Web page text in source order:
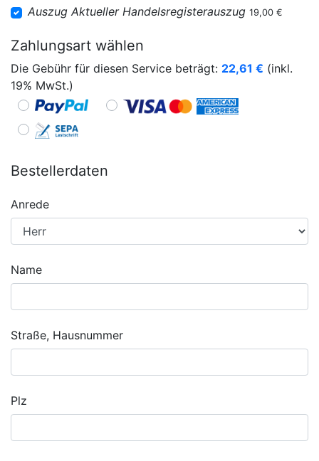
Auszug Aktueller Handelsregisterauszug 19,00 €
Zahlungsart wählen
Die Gebühr für diesen Service beträgt: 22,61 € (inkl.
19% MwSt.)
Bestellerdaten
Anrede
Name
Straße, Hausnummer
Plz